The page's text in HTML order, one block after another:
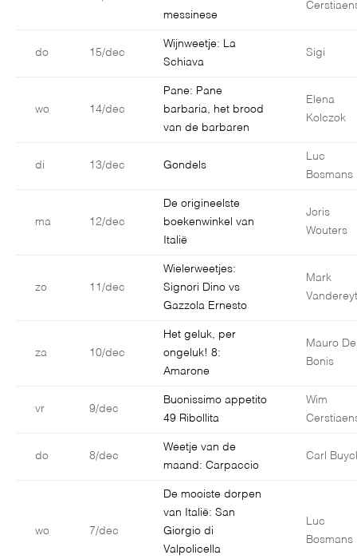
messinese
do 15/dec
Wijnweetje: La
Schiava
Sigi
wo 14/dec
Pane: Pane
barbaria, het brood
van de barbaren
Elena
Kolczok
di 13/dec Gondels
Luc
Bosmans
ma 12/dec
De origineelste
boekenwinkel van
Italië
Joris
Wouters
zo 11/dec
Wielerweetjes:
Signori Dino vs
Gazzola Ernesto
Mark
Vandereyt
za 10/dec
Het geluk, per
ongeluk! 8:
Amarone
Mauro De
Bonis
vr 9/dec
Buonissimo appetito
49 Ribollita
Wim
do 8/dec
Weetje van de
maand: Carpaccio
Carl
wo 7/dec
De mooiste dorpen
van Italië: San
Giorgio di
Valpolicella
Luc
Bosmans